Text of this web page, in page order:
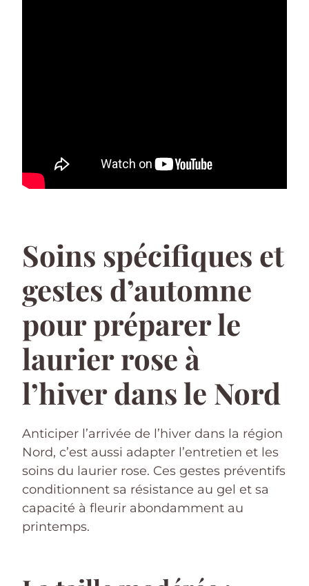
Soins spécifiques et
gestes d’automne
pour préparer le
laurier rose à
l’hiver dans le Nord
Anticiper l’arrivée de l’hiver dans la région
Nord, c’est aussi adapter l’entretien et les
soins du laurier rose. Ces gestes préventifs
conditionnent sa résistance au gel et sa
capacité à fleurir abondamment au
printemps.